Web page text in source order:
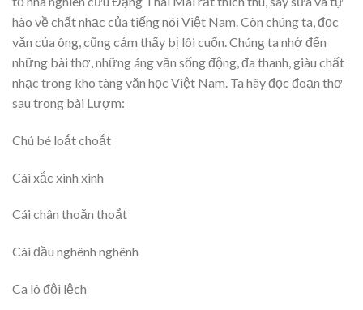
hào về chất nhạc của tiếng nói Việt Nam. Còn chúng ta, đọc
văn của ông, cũng cảm thấy bị lôi cuốn. Chúng ta nhớ đến
những bài thơ, những áng văn sống động, đa thanh, giàu chất
nhạc trong kho tàng văn học Việt Nam. Ta hãy đọc đoạn thơ
sau trong bài Lượm:
Chú bé loắt choắt
Cái xắc xinh xinh
Cái chân thoăn thoắt
Cái đầu nghênh nghênh
Ca lô đội lệch